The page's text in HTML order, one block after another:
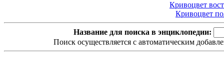
Кривоцвет
Кривоцвет
Название для поиска в энциклопедии:
Поиск осуществляется с автоматическим